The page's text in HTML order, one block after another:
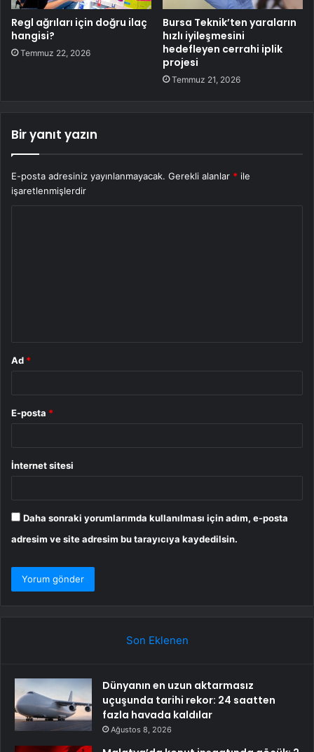
Regl ağrıları için doğru ilaç
hangisi?
Temmuz 22, 2026
Bursa Teknik’ten yaraların
hızlı iyileşmesini
hedefleyen cerrahi iplik
projesi
Temmuz 21, 2026
Bir yanıt yazın
E-posta adresiniz yayınlanmayacak. Gerekli alanlar * ile
işaretlenmişlerdir
Ad *
E-posta *
İnternet sitesi
Daha sonraki yorumlarımda kullanılması için adım, e-posta
adresim ve site adresim bu tarayıcıya kaydedilsin.
Son Eklenen
Dünyanın en uzun aktarmasız
uçuşunda tarihi rekor: 24 saatten
fazla havada kaldılar
Ağustos 8, 2026